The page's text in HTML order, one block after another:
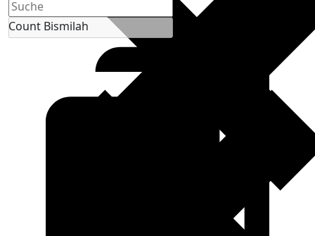
Count Bismilah